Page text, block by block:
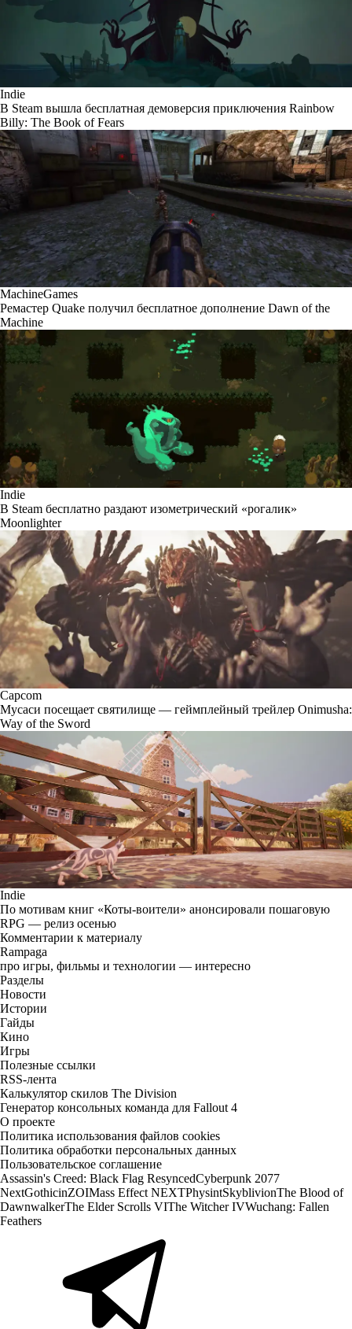
Indie
В Steam вышла бесплатная демоверсия приключения Rainbow
Billy: The Book of Fears
MachineGames
Ремастер Quake получил бесплатное дополнение Dawn of the
Machine
Indie
В Steam бесплатно раздают изометрический «рогалик»
Moonlighter
Capcom
Мусаси посещает святилище — геймплейный трейлер Onimusha:
Way of the Sword
Indie
По мотивам книг «Коты-воители» анонсировали пошаговую
RPG — релиз осенью
Комментарии к материалу
Rampaga
про игры, фильмы и технологии — интересно
Разделы
Новости
Истории
Гайды
Кино
Игры
Полезные ссылки
RSS-лента
Калькулятор скилов The Division
Генератор консольных команда для Fallout 4
О проекте
Политика использования файлов cookies
Политика обработки персональных данных
Пользовательское соглашение
Assassin's Creed: Black Flag ResyncedCyberpunk 2077
NextGothicinZOIMass Effect NEXTPhysintSkyblivionThe Blood of
DawnwalkerThe Elder Scrolls VIThe Witcher IVWuchang: Fallen
Feathers